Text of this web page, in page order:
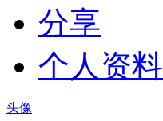
分享
个人资料
头像